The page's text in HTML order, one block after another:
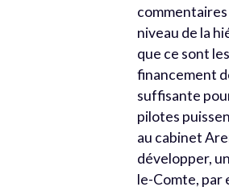
niveau de la
que ce sont
financement
suffisante
pilotes
au cabinet
développer,
le-Comte, par